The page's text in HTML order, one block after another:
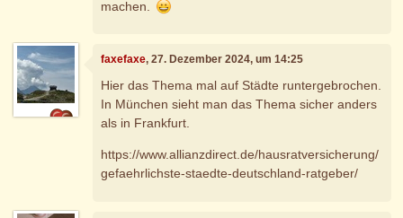
machen.
faxefaxe, 27. Dezember 2024, um 14:25
Hier das Thema mal auf Städte runtergebrochen.
In München sieht man das Thema sicher anders
als in Frankfurt.
https://www.allianzdirect.de/hausratversicherung/
gefaehrlichste-staedte-deutschland-ratgeber/